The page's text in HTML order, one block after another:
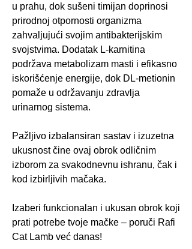
u prahu, dok sušeni timijan doprinosi
prirodnoj otpornosti organizma
zahvaljujući svojim antibakterijskim
svojstvima. Dodatak L-karnitina
podržava metabolizam masti i efikasno
iskorišćenje energije, dok DL-metionin
pomaže u održavanju zdravlja
urinarnog sistema.
Pažljivo izbalansiran sastav i izuzetna
ukusnost čine ovaj obrok odličnim
izborom za svakodnevnu ishranu, čak i
kod izbirljivih mačaka.
Izaberi funkcionalan i ukusan obrok koji
prati potrebe tvoje mačke – poruči Rafi
Cat Lamb već danas!